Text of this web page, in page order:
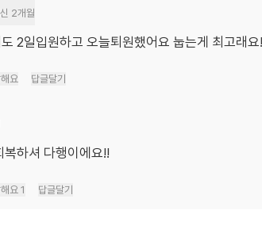
2개월
2일입원하고 오늘퇴원했어요 눕는게 최고래
요 답글달기
하셔 다행이에요!!
요 1 답글달기